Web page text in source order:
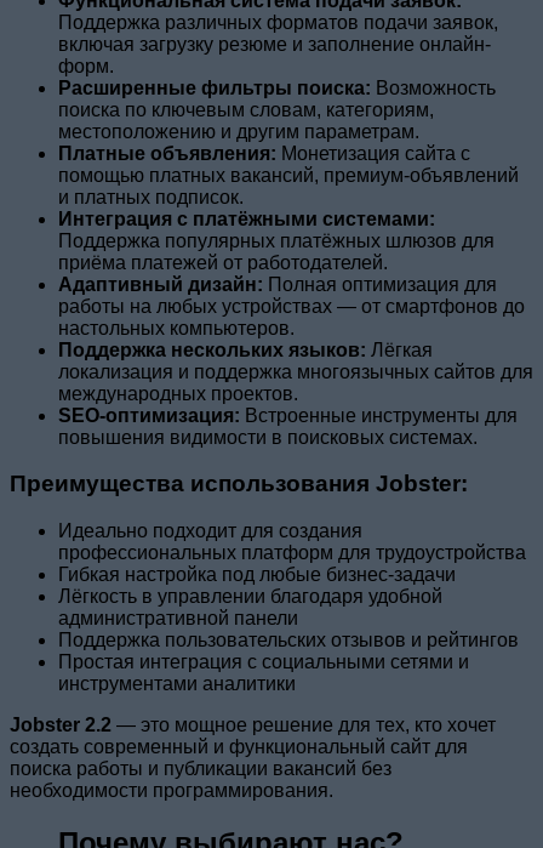
Поддержка различных форматов подачи заявок,
включая загрузку резюме и заполнение онлайн-
форм.
Расширенные фильтры поиска: Возможность
поиска по ключевым словам, категориям,
местоположению и другим параметрам.
Платные объявления: Монетизация сайта с
помощью платных вакансий, премиум-объявлений
и платных подписок.
Интеграция с платёжными системами:
Поддержка популярных платёжных шлюзов для
приёма платежей от работодателей.
Адаптивный дизайн: Полная оптимизация для
работы на любых устройствах — от смартфонов до
настольных компьютеров.
Поддержка нескольких языков: Лёгкая
локализация и поддержка многоязычных сайтов для
международных проектов.
SEO-оптимизация: Встроенные инструменты для
повышения видимости в поисковых системах.
Преимущества использования Jobster:
Идеально подходит для создания
профессиональных платформ для трудоустройства
Гибкая настройка под любые бизнес-задачи
Лёгкость в управлении благодаря удобной
административной панели
Поддержка пользовательских отзывов и рейтингов
Простая интеграция с социальными сетями и
инструментами аналитики
Jobster 2.2 — это мощное решение для тех, кто хочет
создать современный и функциональный сайт для
поиска работы и публикации вакансий без
необходимости программирования.